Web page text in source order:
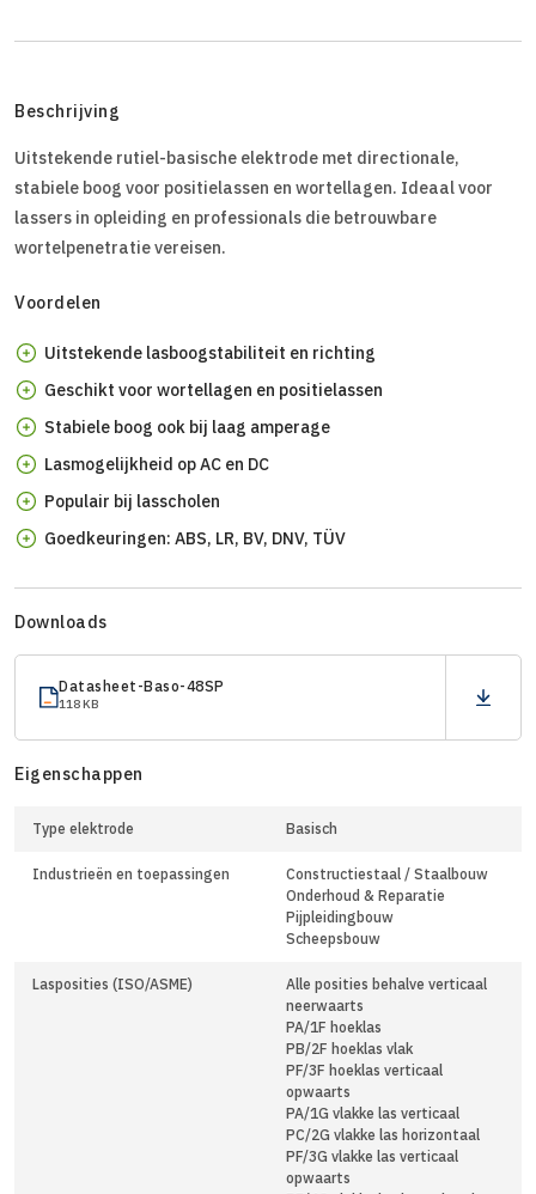
Beschrijving
Uitstekende rutiel-basische elektrode met directionale,
stabiele boog voor positielassen en wortellagen. Ideaal voor
lassers in opleiding en professionals die betrouwbare
wortelpenetratie vereisen.
Voordelen
Uitstekende lasboogstabiliteit en richting
Geschikt voor wortellagen en positielassen
Stabiele boog ook bij laag amperage
Lasmogelijkheid op AC en DC
Populair bij lasscholen
Goedkeuringen: ABS, LR, BV, DNV, TÜV
Downloads
Datasheet-Baso-48SP
118 KB
Eigenschappen
Type elektrode Basisch
Industrieën en toepassingen
Constructiestaal / Staalbouw
Onderhoud & Reparatie
Pijpleidingbouw
Scheepsbouw
Lasposities (ISO/ASME)
Alle posities behalve verticaal
neerwaarts
PA/1F hoeklas
PB/2F hoeklas vlak
PF/3F hoeklas verticaal
opwaarts
PA/1G vlakke las verticaal
PC/2G vlakke las horizontaal
PF/3G vlakke las verticaal
opwaarts